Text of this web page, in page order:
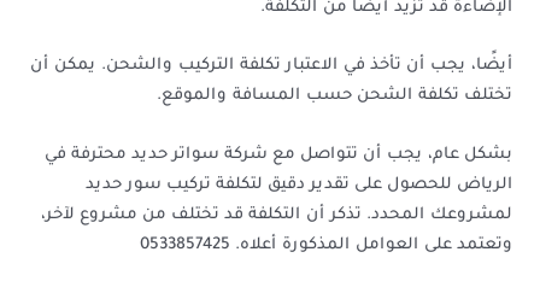
الإضاءة قد تزيد أيضًا من التكلفة.
أيضًا، يجب أن تأخذ في الاعتبار تكلفة التركيب والشحن. يمكن أن
تختلف تكلفة الشحن حسب المسافة والموقع.
بشكل عام، يجب أن تتواصل مع شركة سواتر حديد محترفة في
الرياض للحصول على تقدير دقيق لتكلفة تركيب سور حديد
لمشروعك المحدد. تذكر أن التكلفة قد تختلف من مشروع لآخر،
وتعتمد على العوامل المذكورة أعلاه. 0533857425